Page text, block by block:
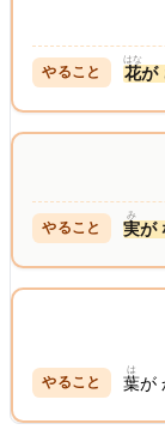
花
はな
が
実
み
が
葉
は
が